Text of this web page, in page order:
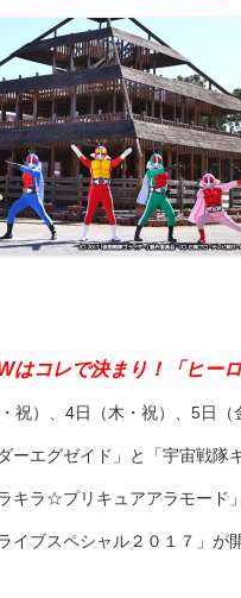
はコレで決まり！「ヒー
祝）、4日（木・祝）、5日（
ーエグゼイド」と「宇宙戦隊
キラ☆プリキュアアラモード
イブスペシャル２０１７」が